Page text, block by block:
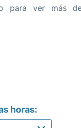
ver más
horas: